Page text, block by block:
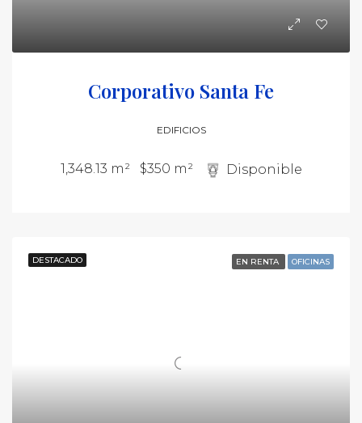
Corporativo Santa Fe
EDIFICIOS
1,348.13 m² $350 m² Disponible
DESTACADO EN RENTA OFICINAS